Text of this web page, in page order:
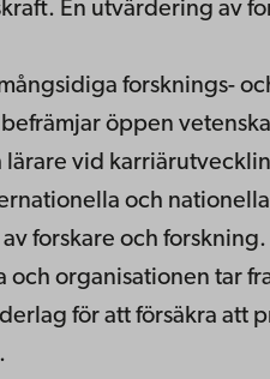
En utvärdering av
forsknings-
befrämjar öppen
lärare vid
och
forskare och
och organisationen tar
för att försäkra att